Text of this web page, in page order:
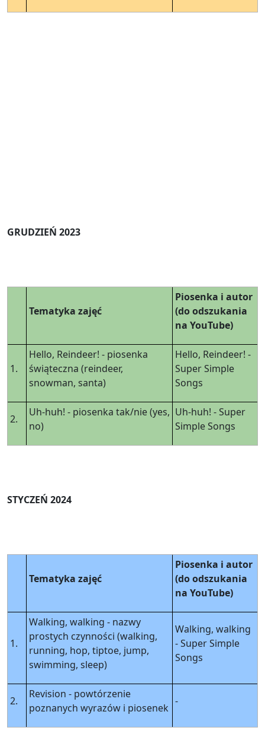
GRUDZIEŃ 2023
Tematyka zajęć
Piosenka i autor
(do odszukania
na YouTube)
1.
Hello, Reindeer! - piosenka
świąteczna (reindeer,
snowman, santa)
Hello, Reindeer! -
Super Simple
Songs
2.
Uh-huh! - piosenka tak/nie (yes,
no)
Uh-huh! - Super
Simple Songs
STYCZEŃ 2024
Tematyka zajęć
Piosenka i autor
(do odszukania
na YouTube)
1.
Walking, walking - nazwy
prostych czynności (walking,
running, hop, tiptoe, jump,
swimming, sleep)
Walking, walking
- Super Simple
Songs
2.
Revision - powtórzenie
poznanych wyrazów i piosenek
-